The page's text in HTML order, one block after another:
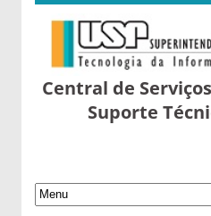
Central de
Suporte